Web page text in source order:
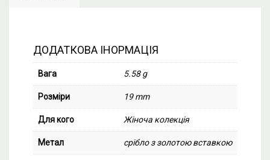
ДОДАТКОВА ІНОРМАЦІЯ
Вага 5.58 g
Розміри 19 mm
Для кого Жіноча колекція
Метал срібло з золотою вставкою